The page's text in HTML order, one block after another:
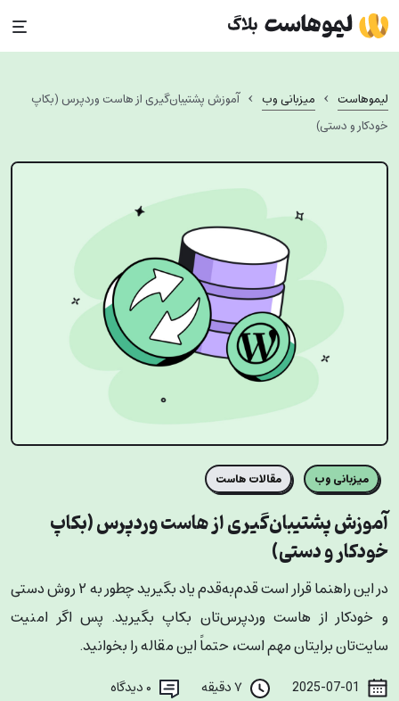
Skip
to
content
لیموهاست › میزبانی وب › آموزش پشتیبان‌گیری از هاست وردپرس (بکاپ
خودکار و دستی)
میزبانی وب مقالات هاست
آموزش پشتیبان‌گیری از هاست وردپرس (بکاپ
خودکار و دستی)
در این راهنما قرار است قدم‌به‌قدم یاد بگیرید چطور به ۲ روش دستی
و خودکار از هاست وردپرس‌‌تان بکاپ بگیرید. پس اگر امنیت
سایت‌تان برایتان مهم است، حتماً این مقاله را بخوانید.
دیدگاه